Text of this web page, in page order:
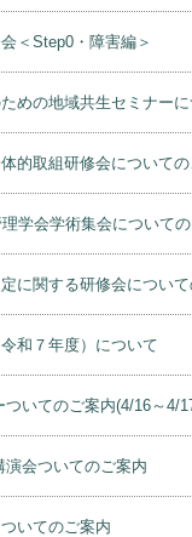
＜Step0・障害編＞
めの地域共生セミナー
的取組研修会について
学会学術集会について
に関する研修会につい
和７年度）について
ついてのご案内(4/16～4/
演会ついてのご案内
いてのご案内